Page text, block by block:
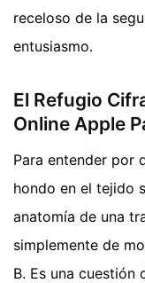
receloso de la
entusiasmo.
El Refugio
Online Apple
Para entender por
hondo en el tejido
anatomía de una
simplemente de
B. Es una